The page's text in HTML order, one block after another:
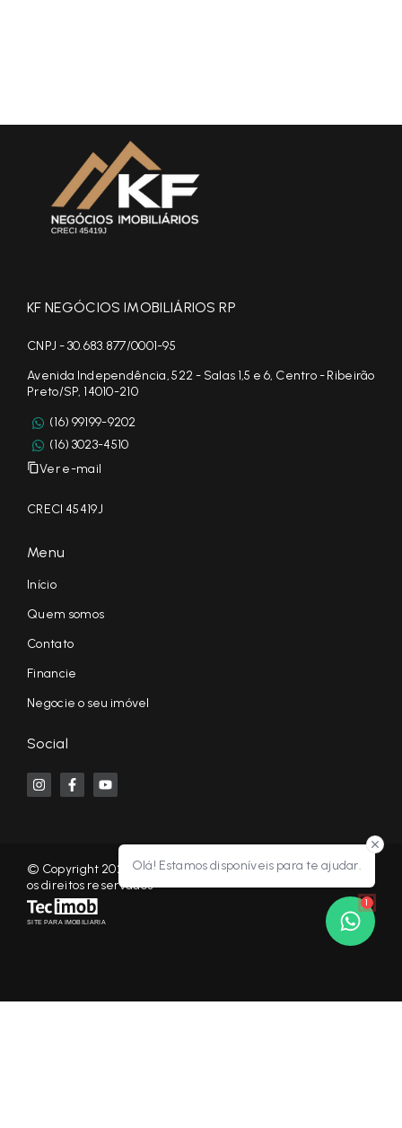
Olá! Estamos disponíveis para te ajudar.
1
KF NEGÓCIOS IMOBILIÁRIOS RP
CNPJ - 30.683.877/0001-95
Avenida Independência, 522 - Salas 1,5 e 6, Centro - Ribeirão
Preto/SP, 14010-210
(16) 99199-9202
(16) 3023-4510
Ver e-mail
CRECI 45419J
Menu
Início
Quem somos
Contato
Financie
Negocie o seu imóvel
Social
© Copyright 2026 - KF NEGÓCIOS IMOBILIÁRIOS RP - Todos
os direitos reservados
SITE PARA IMOBILIARIA